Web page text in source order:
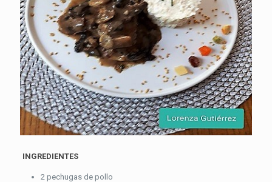
INGREDIENTES
2 pechugas de pollo